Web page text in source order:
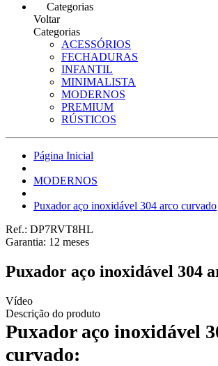
Categorias
Voltar
Categorias
ACESSÓRIOS
FECHADURAS
INFANTIL
MINIMALISTA
MODERNOS
PREMIUM
RÚSTICOS
Página Inicial
MODERNOS
Puxador aço inoxidável 304 arco curvado
Ref.: DP7RVT8HL
Garantia: 12 meses
Puxador aço inoxidável 304
Vídeo
Descrição do produto
Puxador aço inoxidável
curvado: